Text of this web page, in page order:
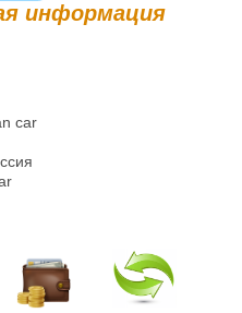
информация
car